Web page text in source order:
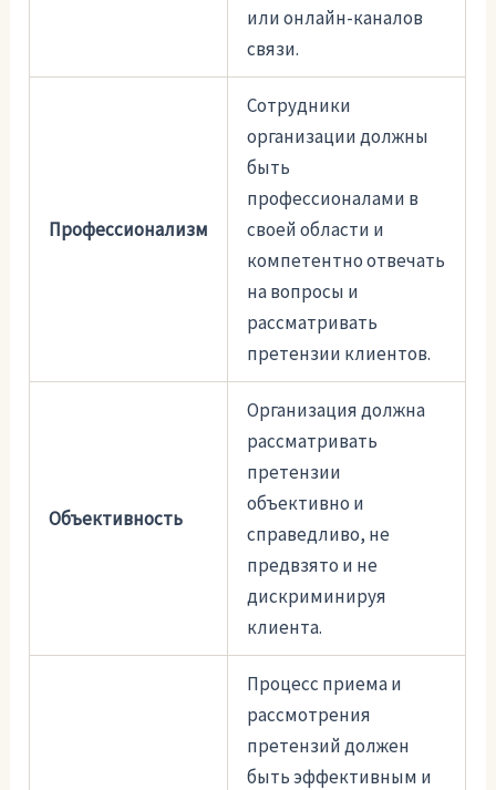
или онлайн-каналов
связи.
Профессионализм
Сотрудники
организации должны
быть
профессионалами в
своей области и
компетентно отвечать
на вопросы и
рассматривать
претензии клиентов.
Объективность
Организация должна
рассматривать
претензии
объективно и
справедливо, не
предвзято и не
дискриминируя
клиента.
Процесс приема и
рассмотрения
претензий должен
быть эффективным и